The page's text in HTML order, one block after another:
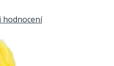
hodnocení